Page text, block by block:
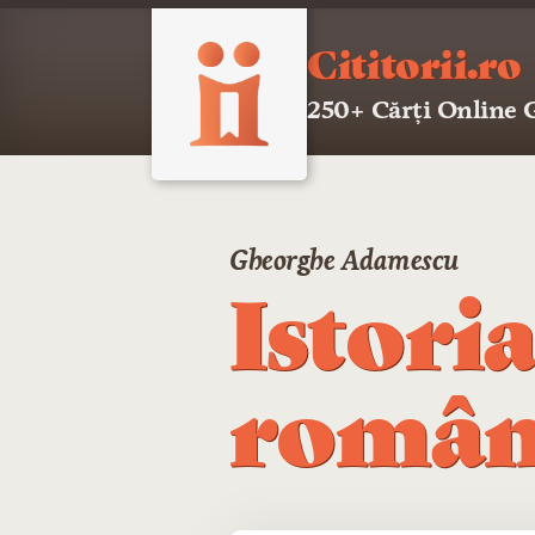
Cititorii.ro
250+ Cărți Online
Gheorghe Adamescu